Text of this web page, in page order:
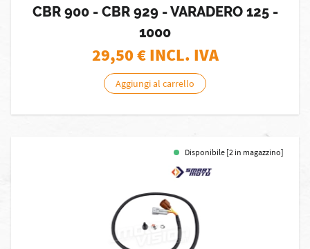
CBR 900 - CBR 929 - VARADERO 125 -
1000
29,50€ INCL. IVA
Aggiungi al carrello
Disponibile [2 in magazzino]